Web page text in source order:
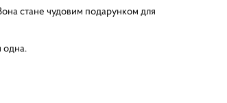
стане чудовим подарунком для
одна.